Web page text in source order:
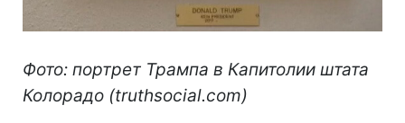
Фото: портрет Трампа в Капитолии штата
Колорадо (truthsocial.com)